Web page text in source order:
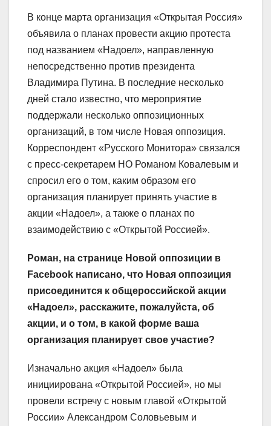
В конце марта организация «Открытая Россия»
объявила о планах провести акцию протеста
под названием «Надоел», направленную
непосредственно против президента
Владимира Путина. В последние несколько
дней стало известно, что мероприятие
поддержали несколько оппозиционных
организаций, в том числе Новая оппозиция.
Корреспондент «Русского Монитора» связался
с пресс-секретарем НО Романом Ковалевым и
спросил его о том, каким образом его
организация планирует принять участие в
акции «Надоел», а также о планах по
взаимодействию с «Открытой Россией».
Роман, на странице Новой оппозиции в
Facebook написано, что Новая оппозиция
присоединится к общероссийской акции
«Надоел», расскажите, пожалуйста, об
акции, и о том, в какой форме ваша
организация планирует свое участие?
Изначально акция «Надоел» была
инициирована «Открытой Россией», но мы
провели встречу с новым главой «Открытой
России» Александром Соловьевым и